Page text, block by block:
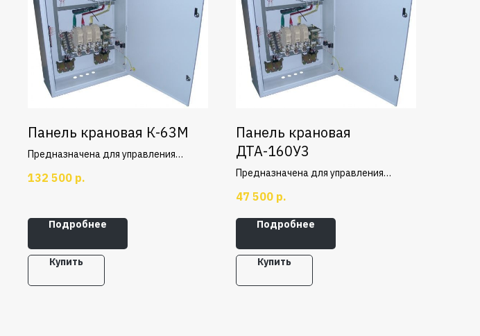
Панель крановая К-63М
Предназначена для управления
работающем в тяжелом режиме и
132 500 р.
Подробнее
Купить
Панель крановая
ДТА-160У3
Предназначена для управления
ротором MTF или МТН, в механизмах
передвижения крана.
47 500 р.
Подробнее
Купить